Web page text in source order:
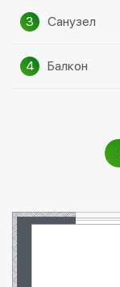
3 Cанузел
4 Балкон